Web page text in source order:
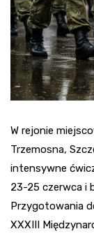
W rejonie
Trzemosna,
intensywne
23-25 czerwca i
Przygotowania
XXXIII